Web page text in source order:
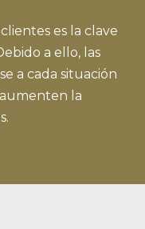
es la clave
a ello, las
a cada situación
la